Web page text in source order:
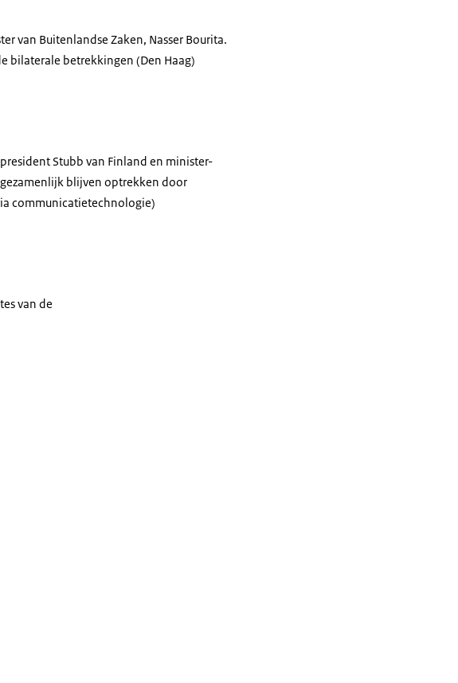
van Buitenlandse Zaken, Nasser Bourita.
bilaterale betrekkingen (Den Haag)
Stubb van Finland en minister-
blijven optrekken door
communicatietechnologie)
van de